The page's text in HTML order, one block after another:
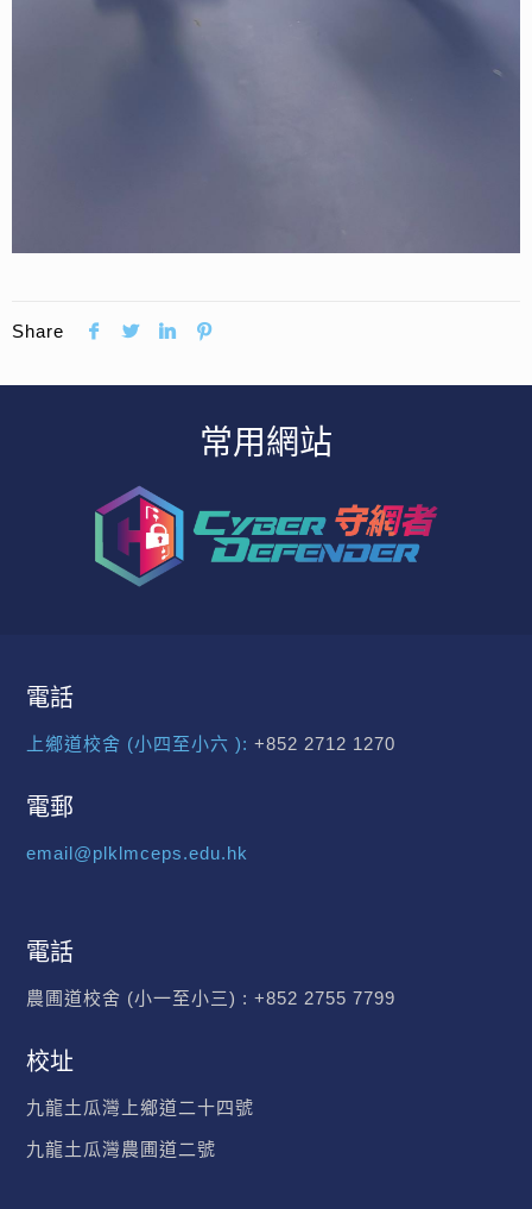
Share
常用網站
電話
上鄉道校舍 (小四至小六 ): +852 2712 1270
電郵
email@plklmceps.edu.hk
電話
農圃道校舍 (小一至小三) : +852 2755 7799
校址
九龍土瓜灣上鄉道二十四號
九龍土瓜灣農圃道二號